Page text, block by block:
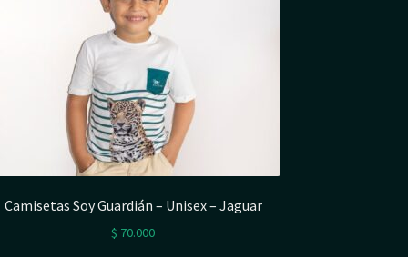
Camisetas Soy Guardián – Unisex – Jaguar
$ 70.000